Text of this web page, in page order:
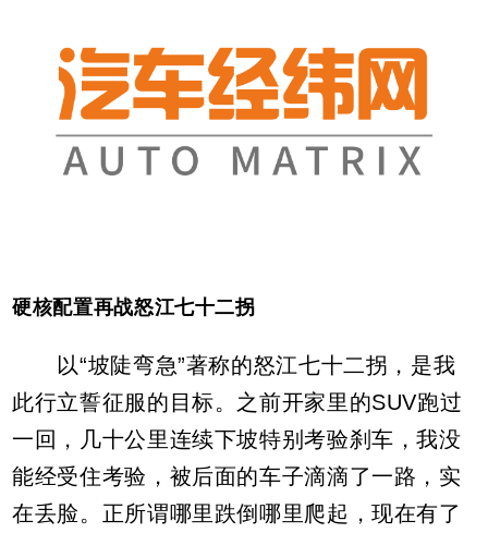
硬核配置再战怒江七十二拐
以“坡陡弯急”著称的怒江七十二拐，是我
此行立誓征服的目标。之前开家里的SUV跑过
一回，几十公里连续下坡特别考验刹车，我没
能经受住考验，被后面的车子滴滴了一路，实
在丢脸。正所谓哪里跌倒哪里爬起，现在有了